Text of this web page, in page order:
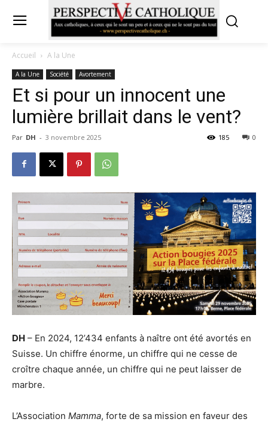
Accueil A la Une
A la Une Société Avortement
Et si pour un innocent une
lumière brillait dans le vent?
Par DH - 3 novembre 2025 0
185
DH – En 2024, 12’434 enfants à naître ont été avortés en
Suisse. Un chiffre énorme, un chiffre qui ne cesse de
croître chaque année, un chiffre qui ne peut laisser de
marbre.
L’Association Mamma, forte de sa mission en faveur des